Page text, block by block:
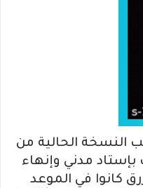
النسخة الحالية من
مدني وإنهاء
كانوا في الموعد